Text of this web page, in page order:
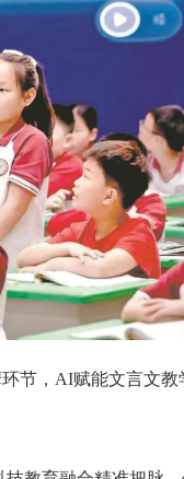
节，AI赋能文言文教